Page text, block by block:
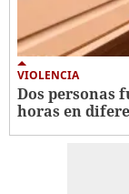
VIOLENCIA
Dos personas
horas en